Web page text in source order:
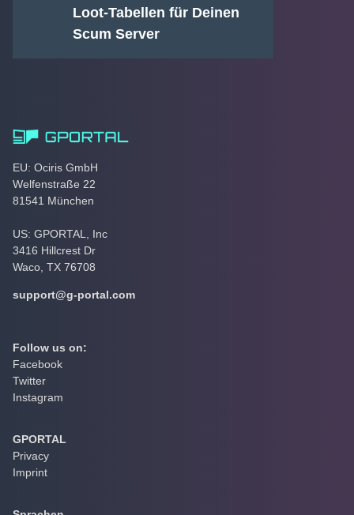
Loot-Tabellen für Deinen
Scum Server
EU: Ociris GmbH
Welfenstraße 22
81541 München
US: GPORTAL, Inc
3416 Hillcrest Dr
Waco, TX 76708
support@g-portal.com
Follow us on:
Facebook
Twitter
Instagram
GPORTAL
Privacy
Imprint